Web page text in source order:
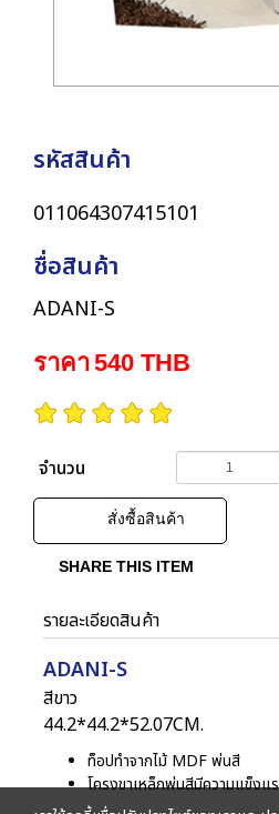
รหัสสินค้า
011064307415101
ชื่อสินค้า
ADANI-S
ราคา540 THB
จำนวน
สั่งซื้อสินค้า
SHARE THIS ITEM
รายละเอียดสินค้า
ADANI-S
สีขาว
44.2*44.2*52.07CM.
ท็อปทำจากไม้ MDF พ่นสี
โครงขาเหล็กพ่นสีมีความแข็งแ